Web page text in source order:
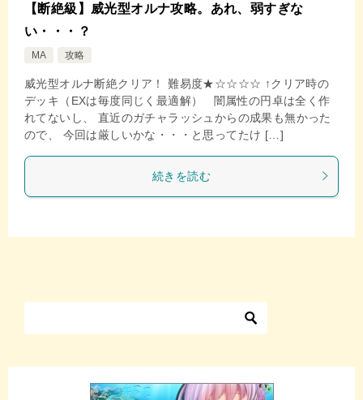
【断絶級】威光型オルナ攻略。あれ、弱すぎな
い・・・？
MA 攻略
威光型オルナ断絶クリア！ 難易度★☆☆☆☆ ↑クリア時の
デッキ（EXは毎度同じく最適解） 闇属性の円卓は全く作
れてないし、 直近のガチャラッシュからの成果も無かった
ので、 今回は厳しいかな・・・と思ってたけ […]
続きを読む